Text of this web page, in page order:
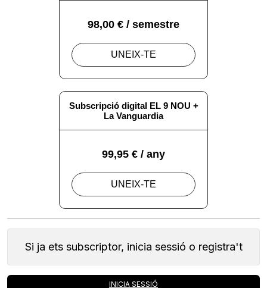
Si ja ets subscriptor, inicia sessió o registra't
INICIA SESSIÓ